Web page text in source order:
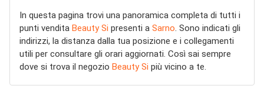
In questa pagina trovi una panoramica completa di tutti i
punti vendita Beauty Si presenti a Sarno. Sono indicati gli
indirizzi, la distanza dalla tua posizione e i collegamenti
utili per consultare gli orari aggiornati. Così sai sempre
dove si trova il negozio Beauty Si più vicino a te.